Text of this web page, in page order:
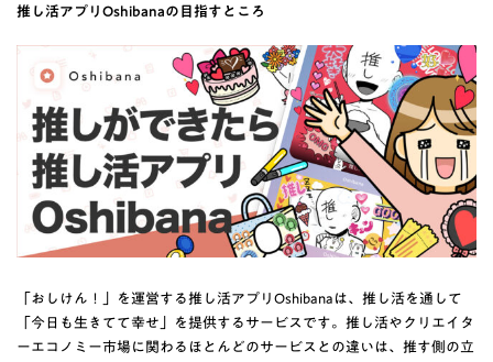
推し活アプリOshibanaの目指すところ
「おしけん！」を運営する推し活アプリOshibanaは、推し活を通して
「今日も生きてて幸せ」を提供するサービスです。推し活やクリエイタ
ーエコノミー市場に関わるほとんどのサービスとの違いは、推す側の立